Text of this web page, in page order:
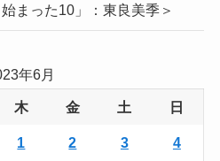
まった10」：東良美季＞
年6月
木 金 土 日
1 2 3 4